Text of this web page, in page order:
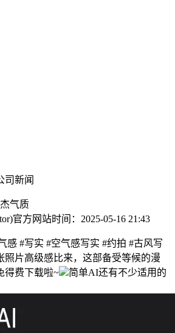
司新闻
气质
官方网站时间：2025-05-16 21:43
#写实 #空气感写实 #约拍 #古风写
照片高级感比来，这部备受等候的漫
得费下载啦~
简单AI还有不少适用的